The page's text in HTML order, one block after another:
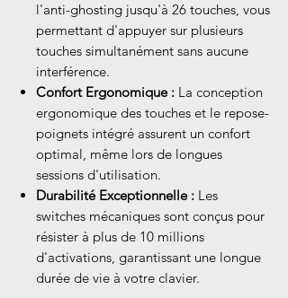
l'anti-ghosting jusqu'à 26 touches, vous
permettant d'appuyer sur plusieurs
touches simultanément sans aucune
interférence.
Confort Ergonomique : La conception
ergonomique des touches et le repose-
poignets intégré assurent un confort
optimal, même lors de longues
sessions d'utilisation.
Durabilité Exceptionnelle : Les
switches mécaniques sont conçus pour
résister à plus de 10 millions
d'activations, garantissant une longue
durée de vie à votre clavier.